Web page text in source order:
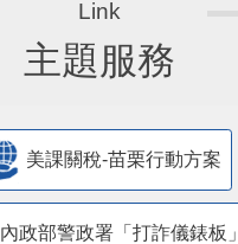
主題服務
美課關稅-苗栗行動方案
內政部警政署「打詐儀錶板」